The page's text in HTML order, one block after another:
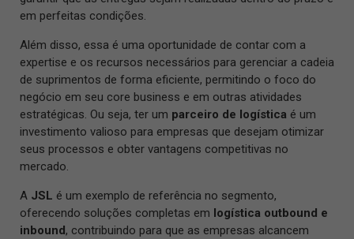
em perfeitas condições.
Além disso, essa é uma oportunidade de contar com a
expertise e os recursos necessários para gerenciar a cadeia
de suprimentos de forma eficiente, permitindo o foco do
negócio em seu core business e em outras atividades
estratégicas. Ou seja, ter um parceiro de logística é um
investimento valioso para empresas que desejam otimizar
seus processos e obter vantagens competitivas no
mercado.
A JSL é um exemplo de referência no segmento,
oferecendo soluções completas em logística outbound e
inbound, contribuindo para que as empresas alcancem